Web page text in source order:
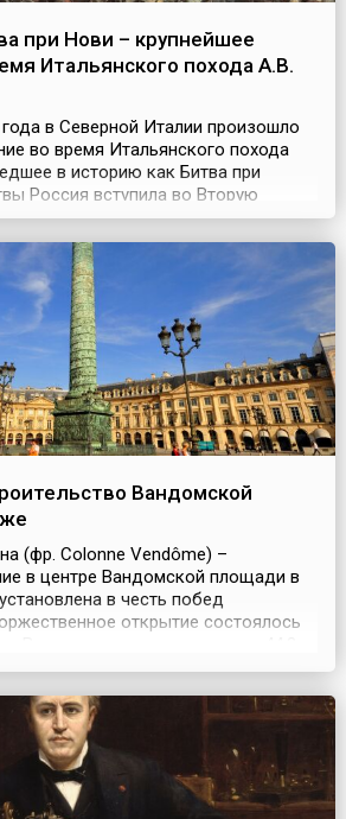
при Нови – крупнейшее
Итальянского похода А.В.
года в Северной Италии произошло
во время Итальянского похода
в историю как Битва при
Россия вступила во Вторую
По настоянию английской
в состав этой коалиции)
союзными русско-австрийскими
возвращённый из ссылки
Вандомской
(фр. Colonne Vendôme) –
в центре Вандомской площади в
в честь побед
открытие состоялось
в среднем – 3,6 метра. Остов
а сама она украшена